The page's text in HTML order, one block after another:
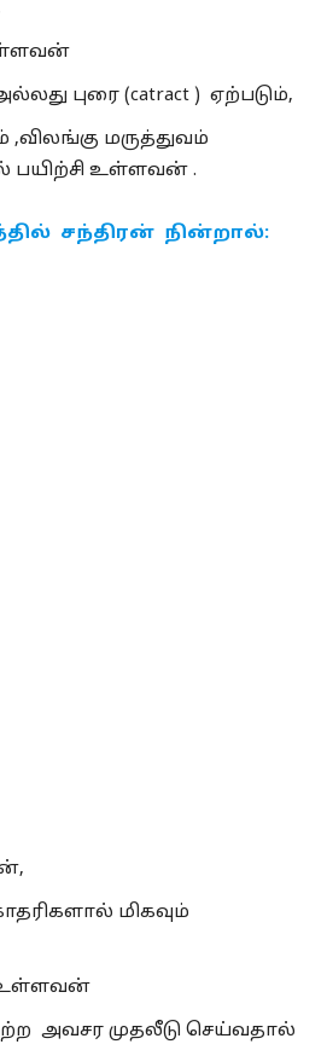
புரை (catract ) ஏற்படும்,
,விலங்கு மருத்துவம்
பயிற்சி உள்ளவன் .
சந்திரன் நின்றால்:
மிகவும்
அவசர முதலீடு செய்வதால்